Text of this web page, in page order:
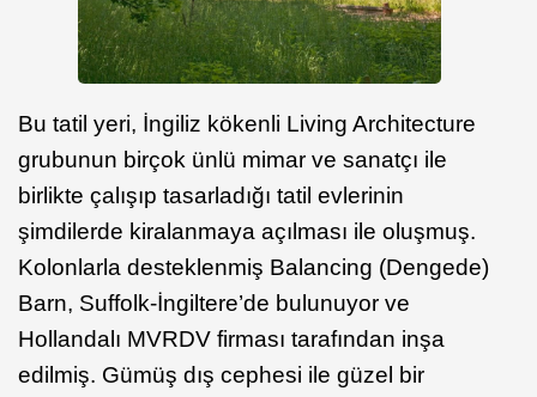
Bu tatil yeri, İngiliz kökenli Living Architecture
grubunun birçok ünlü mimar ve sanatçı ile
birlikte çalışıp tasarladığı tatil evlerinin
şimdilerde kiralanmaya açılması ile oluşmuş.
Kolonlarla desteklenmiş Balancing (Dengede)
Barn, Suffolk-İngiltere’de bulunuyor ve
Hollandalı MVRDV firması tarafından inşa
edilmiş. Gümüş dış cephesi ile güzel bir